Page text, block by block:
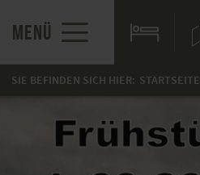
MENÜ
SIE BEFINDEN SICH HIER: STARTSEITE